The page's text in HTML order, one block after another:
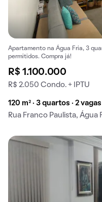
Apartamento na Água Fria, 3
permitidos. Compra já!
R$ 1.100.000
R$ 2.050 Condo. + IPTU
120 m² · 3 quartos · 2 vagas
Rua Franco Paulista, Água